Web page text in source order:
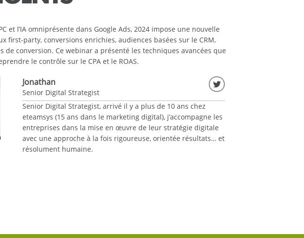
et l’IA omniprésente dans Google Ads, 2024 impose une nouvelle
first-party, conversions enrichies, audiences basées sur le CRM,
de conversion. Ce webinar a présenté les techniques avancées que
le contrôle sur le CPA et le ROAS.
Jonathan
Senior Digital Strategist
Senior Digital Strategist, arrivé il y a plus de 10 ans chez
eteamsys (15 ans dans le marketing digital), j’accompagne les
entreprises dans la mise en œuvre de leur stratégie digitale
avec une approche à la fois rigoureuse, orientée résultats… et
résolument humaine.